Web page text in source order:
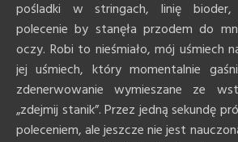
pośladki w stringach, linię
polecenie by stanęła przodem do
oczy. Robi to nieśmiało, mój uśmiech
jej uśmiech, który momentalnie
zdenerwowanie wymieszane ze
„zdejmij stanik”. Przez jedną sekundę
poleceniem, ale jeszcze nie jest